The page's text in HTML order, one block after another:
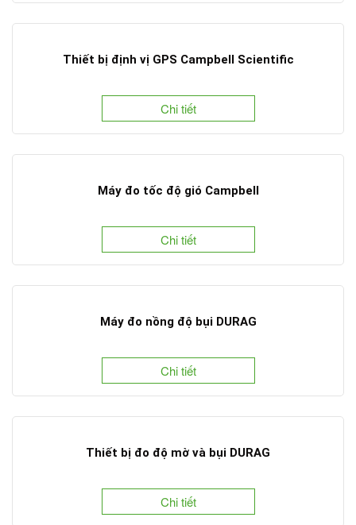
Thiết bị định vị GPS Campbell Scientific
Chi tiết
Máy đo tốc độ gió Campbell
Chi tiết
Máy đo nồng độ bụi DURAG
Chi tiết
Thiết bị đo độ mờ và bụi DURAG
Chi tiết